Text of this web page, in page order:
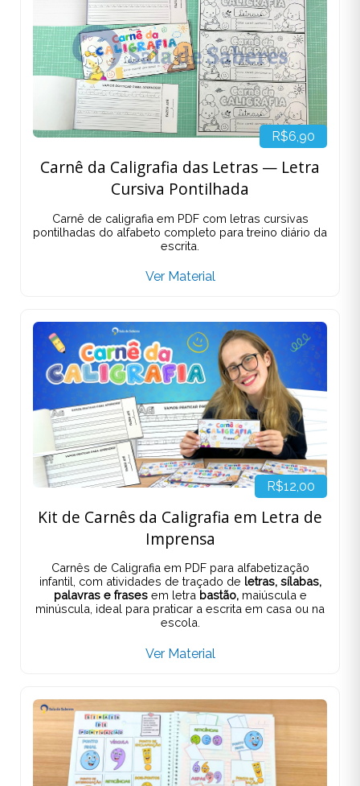
R$6,90
Carnê da Caligrafia das Letras — Letra
Cursiva Pontilhada
Carnê de caligrafia em PDF com letras cursivas
pontilhadas do alfabeto completo para treino diário da
escrita.
Ver Material
R$12,00
Kit de Carnês da Caligrafia em Letra de
Imprensa
Carnês de Caligrafia em PDF para alfabetização
infantil, com atividades de traçado de letras, sílabas,
palavras e frasesem letra bastão,maiúscula e
minúscula, ideal para praticar a escrita em casa ou na
escola.
Ver Material